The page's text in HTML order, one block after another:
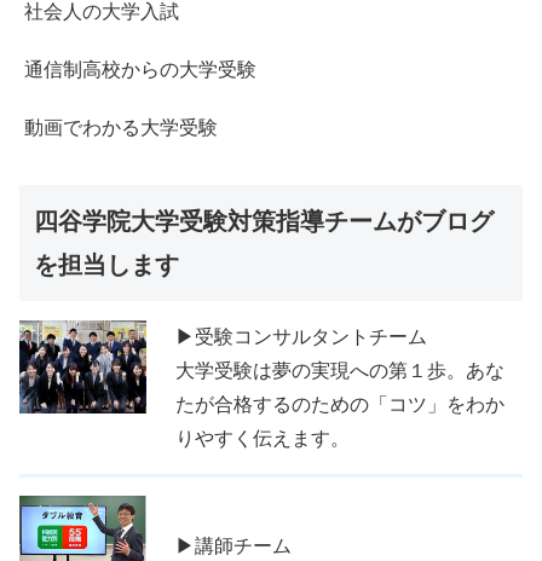
社会人の大学入試
通信制高校からの大学受験
動画でわかる大学受験
四谷学院大学受験対策指導チームがブログ
を担当します
▶受験コンサルタントチーム
大学受験は夢の実現への第１歩。あな
たが合格するのための「コツ」をわか
りやすく伝えます。
▶講師チーム